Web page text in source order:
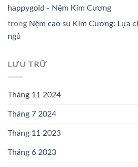
happygold - Nệm Kim Cương
trong Nệm cao su Kim Cương: Lựa
ngủ
LƯU TRỮ
Tháng 11 2024
Tháng 7 2024
Tháng 11 2023
Tháng 6 2023